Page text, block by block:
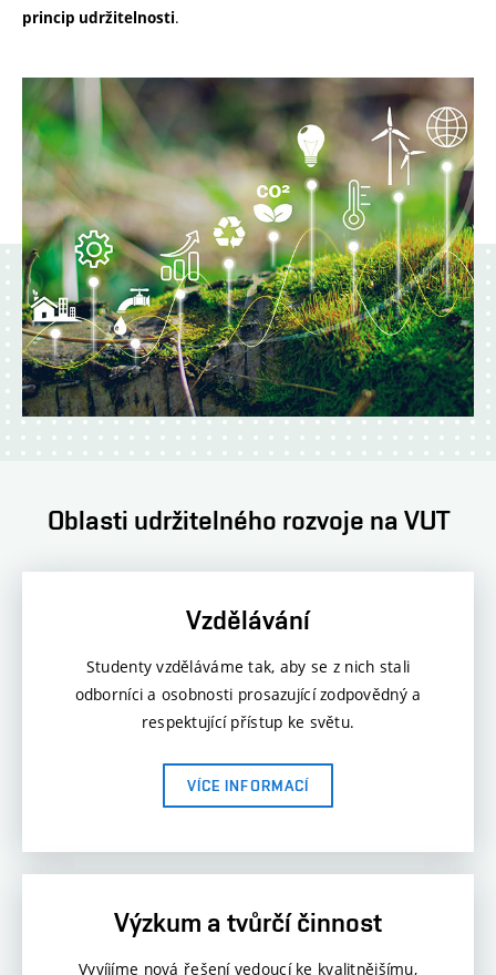
princip udržitelnosti.
Oblasti udržitelného rozvoje na VUT
Vzdělávání
Studenty vzděláváme tak, aby se z nich stali
odborníci a osobnosti prosazující zodpovědný a
respektující přístup ke světu.
VÍCE INFORMACÍ
Výzkum a tvůrčí činnost
Vyvíjíme nová řešení vedoucí ke kvalitnějšímu,